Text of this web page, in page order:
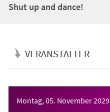
Shut up and dance!
VERANSTALTER
Montag, 05. November 2029